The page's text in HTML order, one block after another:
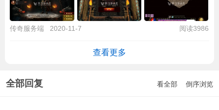
传奇服务端 2020-11-7 阅读3986
查看更多
全部回复 看全部 倒序浏览